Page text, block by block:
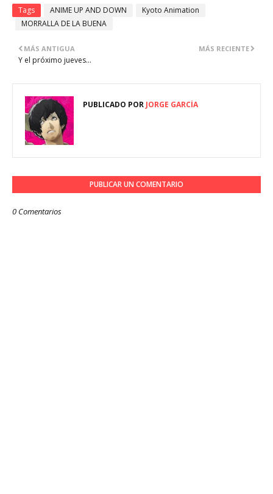
Tags ANIME UP AND DOWN
Kyoto Animation
MORRALLA DE LA BUENA
MÁS RECIENTE
MÁS ANTIGUA
Y el próximo jueves...
PUBLICADO POR JORGE GARCÍA
PUBLICAR UN COMENTARIO
0 Comentarios